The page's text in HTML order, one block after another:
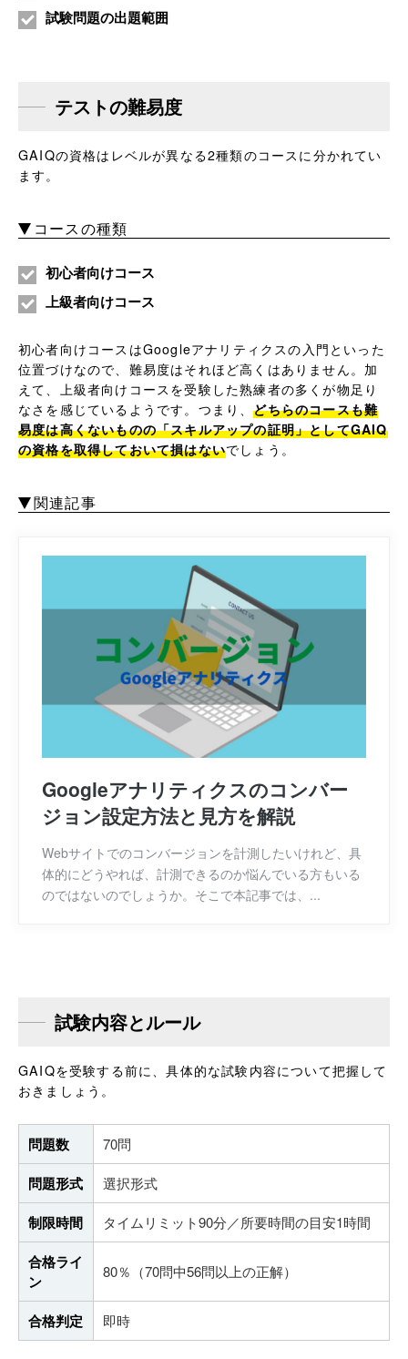
試験問題の出題範囲
テストの難易度
GAIQの資格はレベルが異なる2種類のコースに分かれてい
ます。
コースの種類
初心者向けコース
上級者向けコース
初心者向けコースはGoogleアナリティクスの入門といった
位置づけなので、難易度はそれほど高くはありません。加
えて、上級者向けコースを受験した熟練者の多くが物足り
なさを感じているようです。つまり、どちらのコースも難
易度は高くないものの「スキルアップの証明」としてGAIQ
の資格を取得しておいて損はないでしょう。
関連記事
Googleアナリティクスのコンバー
ジョン設定方法と見方を解説
Webサイトでのコンバージョンを計測したいけれど、具
体的にどうやれば、計測できるのか悩んでいる方もいる
のではないのでしょうか。そこで本記事では、...
試験内容とルール
GAIQを受験する前に、具体的な試験内容について把握して
おきましょう。
問題数 70問
問題形式 選択形式
制限時間 タイムリミット90分／所要時間の目安1時間
合格ライ
ン
80％（70問中56問以上の正解）
合格判定 即時